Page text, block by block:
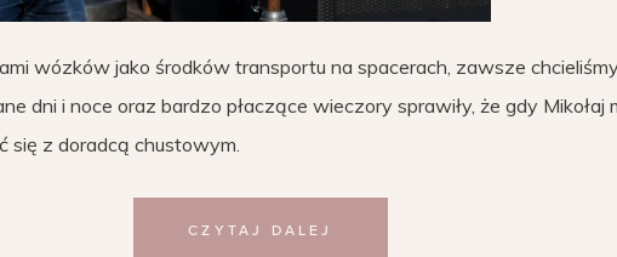
wózków jako środków transportu na spacerach, zawsze
dni i noce oraz bardzo płaczące wieczory sprawiły, że gdy Mikołaj
się z doradcą chustowym.
CZYTAJ DALEJ